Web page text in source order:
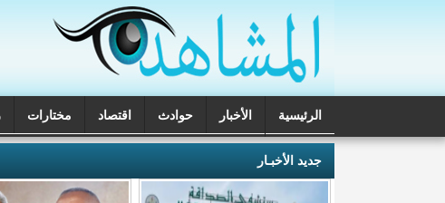
الرئيسية الأخبار حوادث اقتصاد مختارات
تحقيقات
جديد الأخبـار